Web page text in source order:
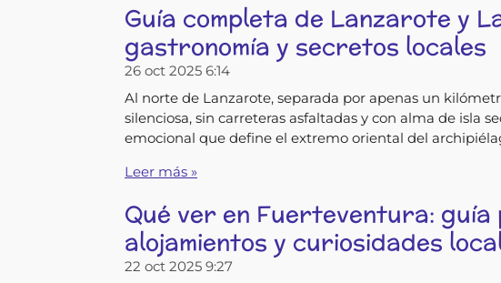
Guía completa de Lanzarote y
gastronomía y secretos locales
26 oct 2025 6:14
Al norte de Lanzarote, separada por apenas un
silenciosa, sin carreteras asfaltadas y con alma de isla
emocional que define el extremo oriental del
Leer más »
Qué ver en Fuerteventura:
alojamientos y curiosidades
22 oct 2025 9:27